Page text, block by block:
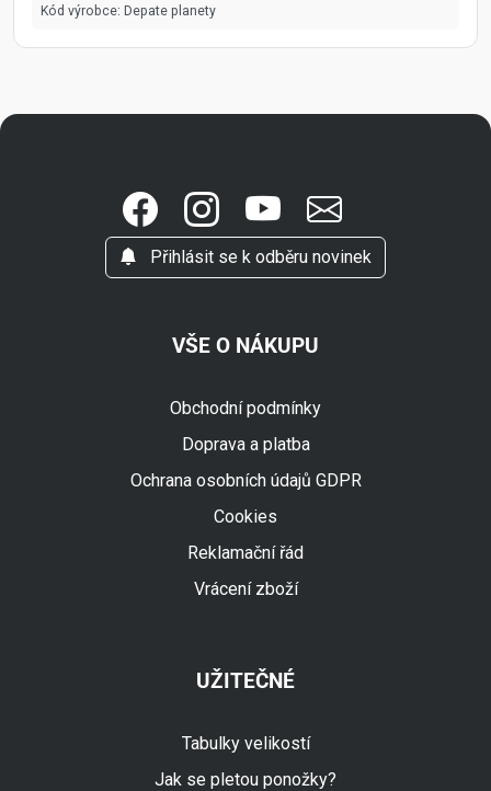
Kód výrobce: Depate planety
Přihlásit se k odběru novinek
VŠE O NÁKUPU
Obchodní podmínky
Doprava a platba
Ochrana osobních údajů GDPR
Cookies
Reklamační řád
Vrácení zboží
UŽITEČNÉ
Tabulky velikostí
Jak se pletou ponožky?